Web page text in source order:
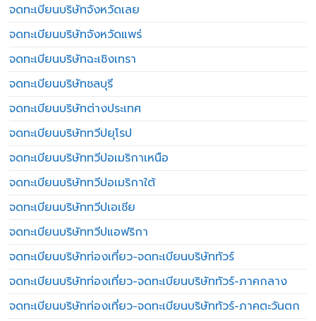
จดทะเบียนบริษัทจังหวัดเลย
จดทะเบียนบริษัทจังหวัดแพร่
จดทะเบียนบริษัทฉะเชิงเทรา
จดทะเบียนบริษัทชลบุรี
จดทะเบียนบริษัทต่างประเทศ
จดทะเบียนบริษัททวีปยุโรป
จดทะเบียนบริษัททวีปอเมริกาเหนือ
จดทะเบียนบริษัททวีปอเมริกาใต้
จดทะเบียนบริษัททวีปเอเชีย
จดทะเบียนบริษัททวีปแอฟริกา
จดทะเบียนบริษัทท่องเที่ยว-จดทะเบียนบริษัททัวร์
จดทะเบียนบริษัทท่องเที่ยว-จดทะเบียนบริษัททัวร์-ภาคกลาง
จดทะเบียนบริษัทท่องเที่ยว-จดทะเบียนบริษัททัวร์-ภาคตะวันตก